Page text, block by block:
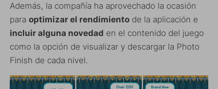
Además, la compañía ha aprovechado la ocasión
para optimizar el rendimiento de la aplicación e
incluir alguna novedad en el contenido del juego
como la opción de visualizar y descargar la Photo
Finish de cada nivel.